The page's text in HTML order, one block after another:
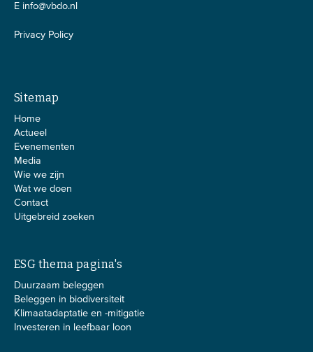
E info@vbdo.nl
Privacy Policy
Sitemap
Home
Actueel
Evenementen
Media
Wie we zijn
Wat we doen
Contact
Uitgebreid zoeken
ESG thema pagina's
Duurzaam beleggen
Beleggen in biodiversiteit
Klimaatadaptatie en -mitigatie
Investeren in leefbaar loon